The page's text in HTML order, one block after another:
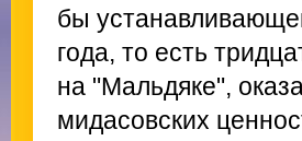
бы
года, то есть
на "Мальдяке",
мидасовских